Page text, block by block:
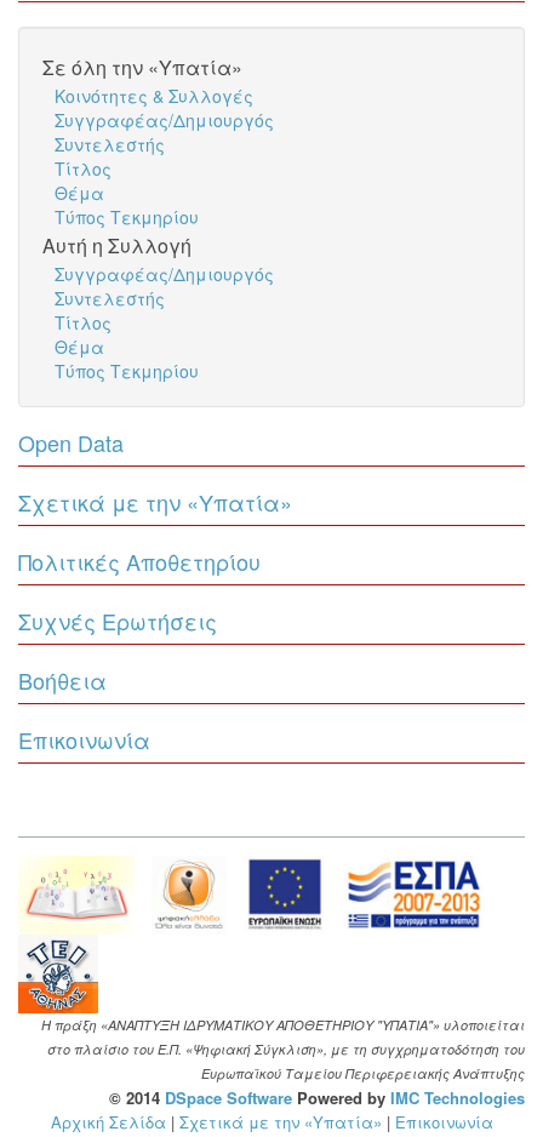
Σε όλη την «Υπατία»
Κοινότητες & Συλλογές
Συγγραφέας/Δημιουργός
Συντελεστής
Τίτλος
Θέμα
Τύπος Τεκμηρίου
Αυτή η Συλλογή
Συγγραφέας/Δημιουργός
Συντελεστής
Τίτλος
Θέμα
Τύπος Τεκμηρίου
Open Data
Σχετικά με την «Υπατία»
Πολιτικές Αποθετηρίου
Συχνές Ερωτήσεις
Βοήθεια
Επικοινωνία
Η πράξη «ΑΝΑΠΤΥΞΗ ΙΔΡΥΜΑΤΙΚΟΥ ΑΠΟΘΕΤΗΡΙΟΥ "ΥΠΑΤΙΑ"» υλοποιείται
στο πλαίσιο του Ε.Π. «Ψηφιακή Σύγκλιση», με τη συγχρηματοδότηση του
Ευρωπαϊκού Ταμείου Περιφερειακής Ανάπτυξης
© 2014 DSpace Software Powered by IMC Technologies
Αρχική Σελίδα | Σχετικά με την «Υπατία» | Επικοινωνία